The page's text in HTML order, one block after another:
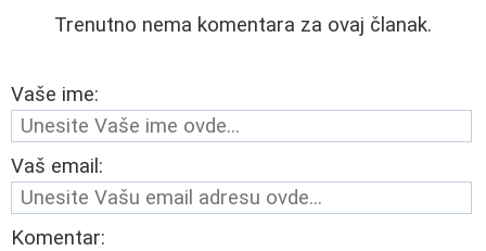
Trenutno nema komentara za ovaj članak.
Vaše ime:
Vaš email:
Komentar: